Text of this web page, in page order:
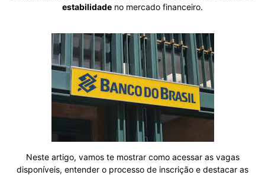
estabilidade no mercado financeiro.
Neste artigo, vamos te mostrar como acessar as vagas
disponíveis, entender o processo de inscrição e destacar as